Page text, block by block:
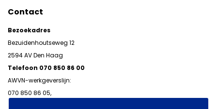
Contact
Bezoekadres
Bezuidenhoutseweg 12
2594 AV Den Haag
Telefoon 070 850 86 00
AWVN-werkgeverslijn:
070 850 86 05,